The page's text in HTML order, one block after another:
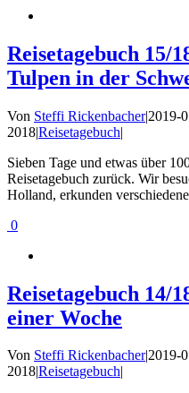
Reisetagebuch 15/
Tulpen in der
Von Steffi Rickenbacher|2019-
2018|Reisetagebuch|
Sieben Tage und etwas über
Reisetagebuch zurück. Wir
Holland, erkunden
0
Reisetagebuch 14/
einer Woche
Von Steffi Rickenbacher|2019-
2018|Reisetagebuch|